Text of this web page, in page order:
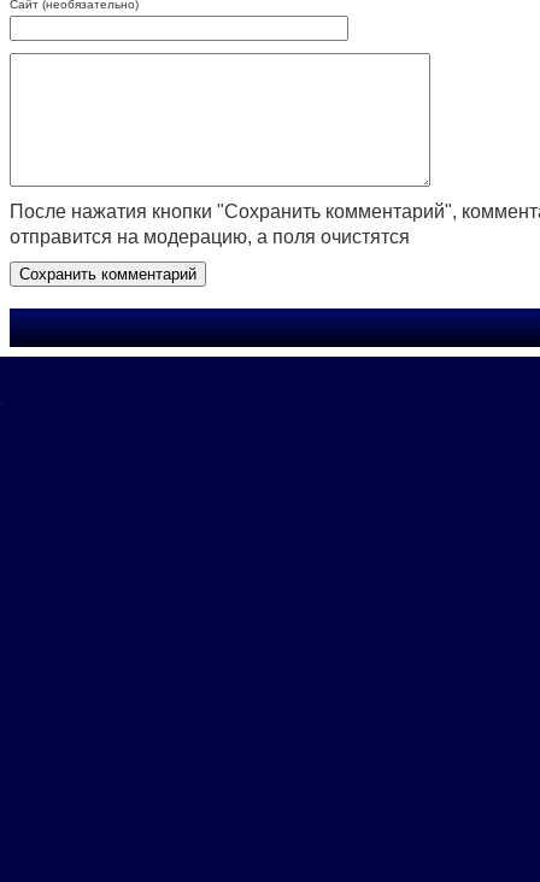
Сайт (необязательно)
После нажатия кнопки "Сохранить комментарий",
отправится на модерацию, а поля очистятся
.